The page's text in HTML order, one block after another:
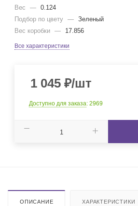
Вес
— 0.124
Подбор по цвету — Зеленый
Вес коробки — 17.856
Все характеристики
1 045 ₽/шт
Доступно для заказа: 2969
ОПИСАНИЕ ХАРАКТЕРИСТИКИ